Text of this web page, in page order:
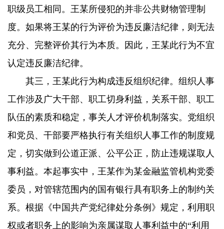
职级员工相同。王某所侵犯的并非公共财物管理制
度。如果将王某的行为评价为违反廉洁纪律，则无法
充分、完整评价其行为本质。因此，王某此行为不宜
认定违反廉洁纪律。
其三，王某此行为构成违反组织纪律。组织人事
工作涉及广大干部、职工切身利益，关系干部、职工
队伍的素质和稳定，事关人才评价机制落实。党组织
和党员、干部要严格执行有关组织人事工作的制度规
定，切实做到公道正派、公平公正，防止违规谋取人
事利益。本起事实中，王某作为某金融监管机构党委
委员，对管辖范围内的国有银行具有职务上的制约关
系。根据《中国共产党纪律处分条例》规定，利用职
权或者职务上的影响为亲属谋取人事利益中的“利用